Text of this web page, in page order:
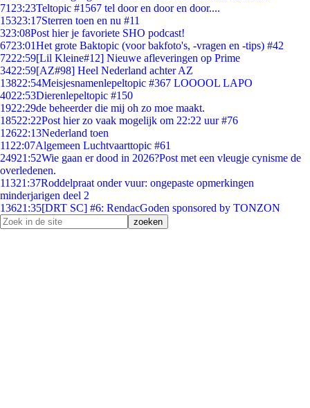
71 23:23Teltopic #1567 tel door en door en door....
15323:17Sterren toen en nu #11
323:08Post hier je favoriete SHO podcast!
6723:01Het grote Baktopic (voor bakfoto's, -vragen en -tips) #42
7222:59[Lil Kleine#12] Nieuwe afleveringen op Prime
3422:59[AZ#98] Heel Nederland achter AZ
13822:54Meisjesnamenlepeltopic #367 LOOOOL LAPO
4022:53Dierenlepeltopic #150
1922:29de beheerder die mij oh zo moe maakt.
18522:22Post hier zo vaak mogelijk om 22:22 uur #76
12622:13Nederland toen
11 22:07Algemeen Luchtvaarttopic #61
24921:52Wie gaan er dood in 2026?Post met een vleugje cynisme de
overledenen.
11321:37Roddelpraat onder vuur: ongepaste opmerkingen
minderjarigen deel 2
13621:35[DRT SC] #6: RendacGoden sponsored by TONZON